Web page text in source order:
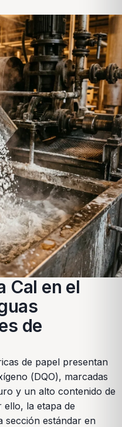
Cal en el
de
de papel presentan
(DQO), marcadas
y un alto contenido de
ello, la etapa de
sección estándar en